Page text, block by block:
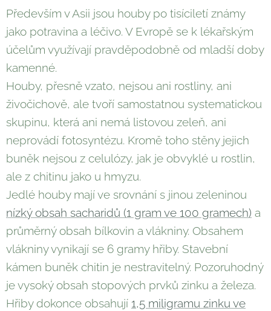
Především v Asii jsou houby po tisíciletí známy
jako potravina a léčivo. V Evropě se k lékařským
účelům využívají pravděpodobně od mladší doby
kamenné.
Houby, přesně vzato, nejsou ani rostliny, ani
živočichově, ale tvoří samostatnou systematickou
skupinu, která ani nemá listovou zeleň, ani
neprovádí fotosyntézu. Kromě toho stěny jejich
buněk nejsou z celulózy, jak je obvyklé u rostlin,
ale z chitinu jako u hmyzu.
Jedlé houby mají ve srovnání s jinou zeleninou
nízký obsah sacharidů (1 gram ve 100 gramech) a
průměrný obsah bílkovin a vlákniny. Obsahem
vlákniny vynikají se 6 gramy hřiby. Stavební
kámen buněk chitin je nestravitelný. Pozoruhodný
je vysoký obsah stopových prvků zinku a železa.
Hřiby dokonce obsahují 1,5 miligramu zinku ve